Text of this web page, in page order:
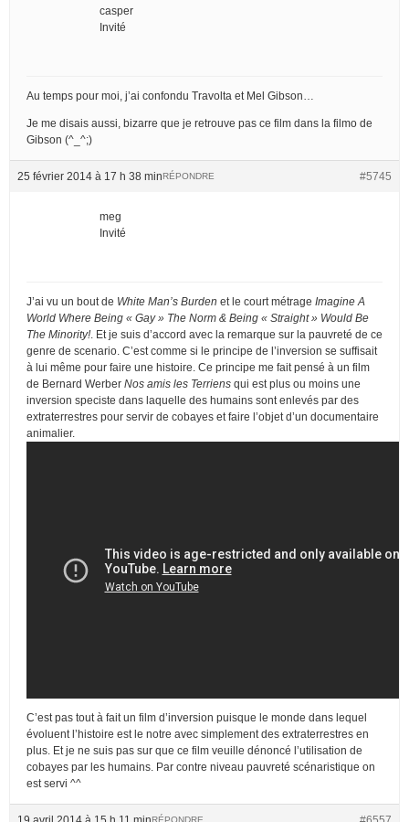
casper
Invité
Au temps pour moi, j’ai confondu Travolta et Mel Gibson…
Je me disais aussi, bizarre que je retrouve pas ce film dans la filmo de
Gibson (^_^;)
25 février 2014 à 17 h 38 min #5745
RÉPONDRE
meg
Invité
J’ai vu un bout de White Man’s Burden et le court métrage Imagine A
World Where Being « Gay » The Norm & Being « Straight » Would Be
The Minority!. Et je suis d’accord avec la remarque sur la pauvreté de ce
genre de scenario. C’est comme si le principe de l’inversion se suffisait
à lui même pour faire une histoire. Ce principe me fait pensé à un film
de Bernard Werber Nos amis les Terriens qui est plus ou moins une
inversion speciste dans laquelle des humains sont enlevés par des
extraterrestres pour servir de cobayes et faire l’objet d’un documentaire
animalier.
C’est pas tout à fait un film d’inversion puisque le monde dans lequel
évoluent l’histoire est le notre avec simplement des extraterrestres en
plus. Et je ne suis pas sur que ce film veuille dénoncé l’utilisation de
cobayes par les humains. Par contre niveau pauvreté scénaristique on
est servi ^^
RÉPONDRE